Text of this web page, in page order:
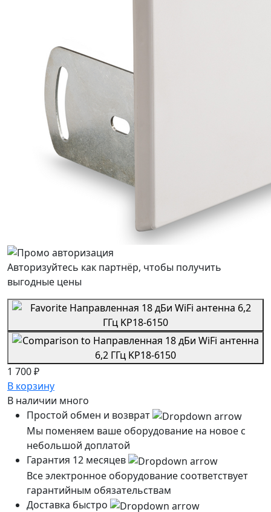
Авторизуйтесь как партнёр, чтобы получить
выгодные цены
1 700 ₽
В корзину
В наличии много
Простой обмен и возврат
Мы поменяем ваше оборудование на новое с
небольшой доплатой
Гарантия 12 месяцев
Все электронное оборудование соответствует
гарантийным обязательствам
Доставка быстро